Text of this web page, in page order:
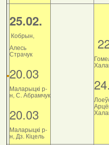
25.02.
Кобрын,
Алесь
Страчук
20.03
Маларыцкі р-
н, С. Абрамчук
20.03
Маларыцкі р-
н, Дз. Кіцель